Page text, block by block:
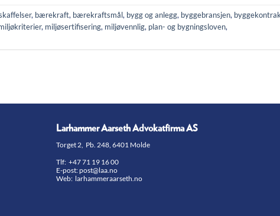
, bærekraft, bærekraftsmål, bygg og anlegg, byggebransjen,
, miljøsertifisering, miljøvennlig, plan- og bygningsloven,
Larhammer Aarseth Advokatfirma AS
Torget 2, Pb. 248, 6401 Molde
Tlf: +47 71 19 16 00
E-post:post@laa.no
Web: larhammeraarseth.no